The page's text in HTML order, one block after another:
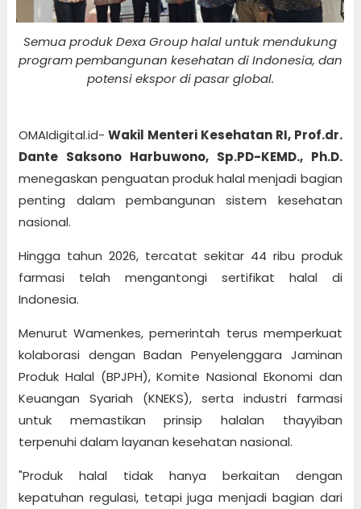
Semua produk Dexa Group halal untuk mendukung
program pembangunan kesehatan di Indonesia, dan
potensi ekspor di pasar global.
OMAIdigital.id- Wakil Menteri Kesehatan RI, Prof.dr.
Dante Saksono Harbuwono, Sp.PD-KEMD., Ph.D.
menegaskan penguatan produk halal menjadi bagian
penting dalam pembangunan sistem kesehatan
nasional.
Hingga tahun 2026, tercatat sekitar 44 ribu produk
farmasi telah mengantongi sertifikat halal di
Indonesia.
Menurut Wamenkes, pemerintah terus memperkuat
kolaborasi dengan Badan Penyelenggara Jaminan
Produk Halal (BPJPH), Komite Nasional Ekonomi dan
Keuangan Syariah (KNEKS), serta industri farmasi
untuk memastikan prinsip halalan thayyiban
terpenuhi dalam layanan kesehatan nasional.
"Produk halal tidak hanya berkaitan dengan
kepatuhan regulasi, tetapi juga menjadi bagian dari